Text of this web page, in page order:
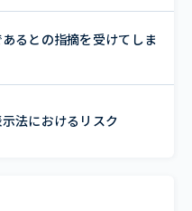
るとの指摘を受けてしま
法におけるリスク